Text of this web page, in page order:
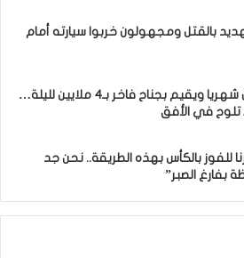
بالقتل ومجهولون خربوا سيارته أمام
زياش يتقاضى 200 مليون شهريا ويقيم بجناح فاخر بـ4 ملايين لليلة…
تلوح في الأفق
بالكأس بهذه الطريقة.. نحن جد
بفارغ الصبر”